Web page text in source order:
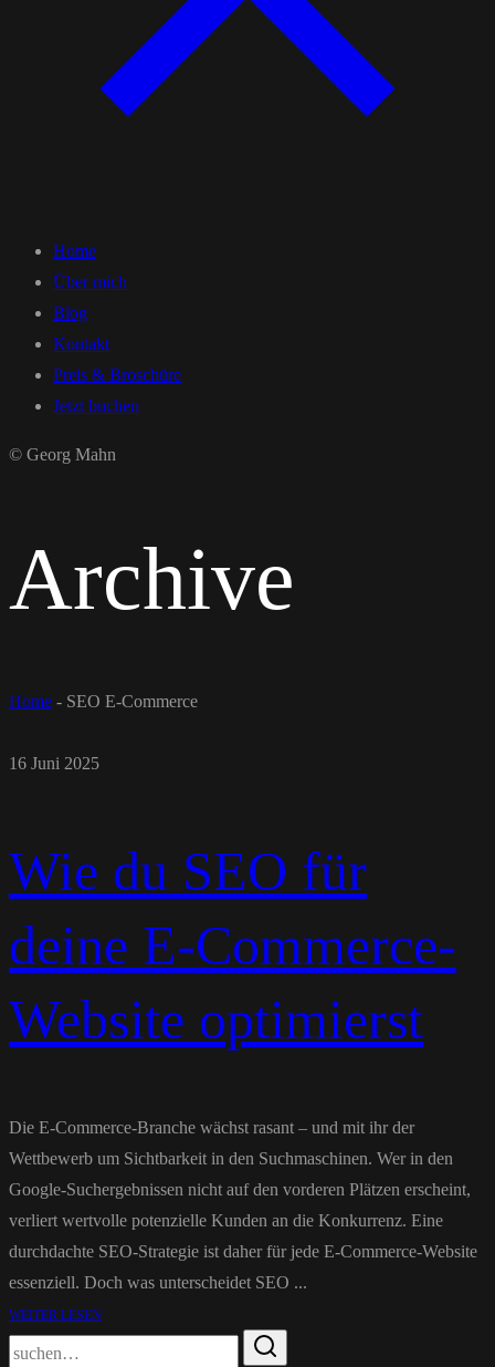
Home
Über mich
Blog
Kontakt
Preis & Broschüre
Jetzt buchen
© Georg Mahn
Archive
Home - SEO E-Commerce
16 Juni 2025
Wie du SEO für
deine E-Commerce-
Website optimierst
Die E-Commerce-Branche wächst rasant – und mit ihr der
Wettbewerb um Sichtbarkeit in den Suchmaschinen. Wer in den
Google-Suchergebnissen nicht auf den vorderen Plätzen erscheint,
verliert wertvolle potenzielle Kunden an die Konkurrenz. Eine
durchdachte SEO-Strategie ist daher für jede E-Commerce-Website
essenziell. Doch was unterscheidet SEO ...
WEITER LESEN